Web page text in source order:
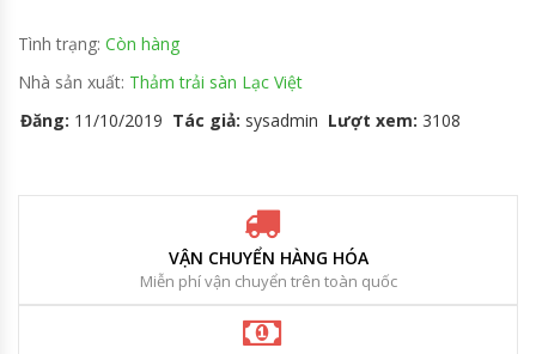
Tình trạng: Còn hàng
Nhà sản xuất: Thảm trải sàn Lạc Việt
Đăng: 11/10/2019 Tác giả: sysadmin Lượt xem: 3108
VẬN CHUYỂN HÀNG HÓA
Miễn phí vận chuyển trên toàn quốc